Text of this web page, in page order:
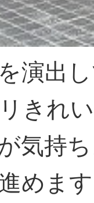
演出
きれ
気持
めま